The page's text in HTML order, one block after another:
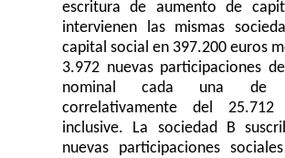
escritura de aumento de
intervienen las mismas
capital social en 397.200 euros
3.972 nuevas participaciones
nominal cada una de
correlativamente del
inclusive. La sociedad B
nuevas participaciones